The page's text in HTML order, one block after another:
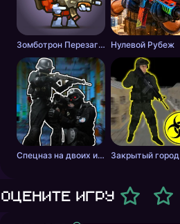
Зомботрон Перезагрузка Нулевой Рубеж
Спецназ на двоих игроков Закрытый город
Оцените игру